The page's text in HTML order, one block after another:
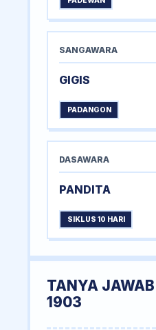
SANGAWARA
GIGIS
PADANGON
DASAWARA
PANDITA
SIKLUS 10 HARI
TANYA JAWAB
1903